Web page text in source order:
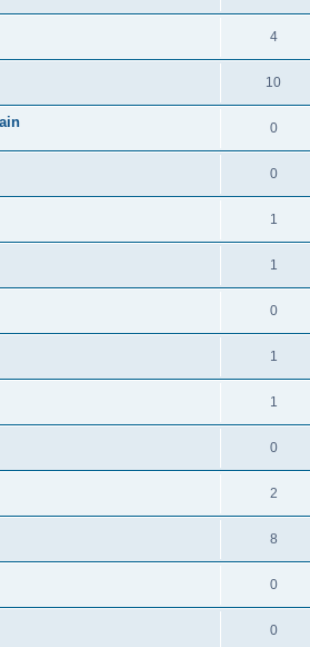
4
10
0
0
1
1
0
1
1
0
2
8
0
0